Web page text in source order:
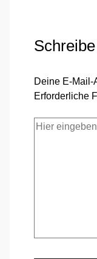
Deine E-Mail-
Erforderliche
Hier